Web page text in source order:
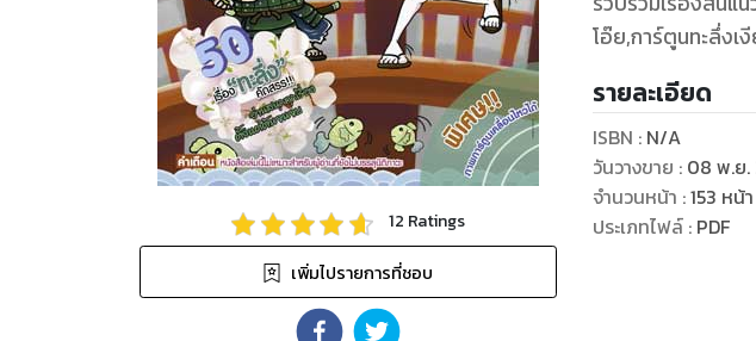
12 Ratings
เพิ่มไปรายการที่ชอบ
โอ๊ย,การ์ตูนทะลึ่ง
รายละเอียด
ISBN : N/A
วันวางขาย : 08 พ.ย.
จำนวนหน้า :153 หน้า
ประเภทไฟล์: PDF